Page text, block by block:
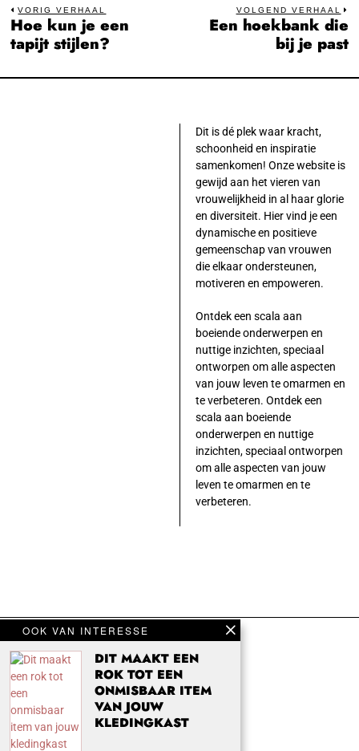
Bericht
navigatie
VORIG VERHAAL
Previous
post:
Hoe kun je een
tapijt stijlen?
VOLGEND VERHAAL
Een hoekbank die
bij je past
OOK VAN INTERESSE
DIT MAAKT EEN
ROK TOT EEN
ONMISBAAR ITEM
VAN JOUW
KLEDINGKAST
Dit is dé plek waar kracht,
schoonheid en inspiratie
samenkomen! Onze website is
gewijd aan het vieren van
vrouwelijkheid in al haar glorie
en diversiteit. Hier vind je een
dynamische en positieve
gemeenschap van vrouwen
die elkaar ondersteunen,
motiveren en empoweren.
Ontdek een scala aan
boeiende onderwerpen en
nuttige inzichten, speciaal
ontworpen om alle aspecten
van jouw leven te omarmen en
te verbeteren. Ontdek een
scala aan boeiende
onderwerpen en nuttige
inzichten, speciaal ontworpen
om alle aspecten van jouw
leven te omarmen en te
verbeteren.